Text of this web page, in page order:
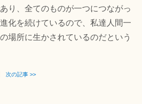
り、全てのものが一つにつながっ
化を続けているので、私達人間一
場所に生かされているのだという
次の記事 >>